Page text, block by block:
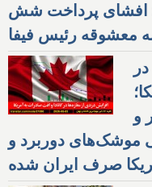
افشای پرداخت شش
معشوقه رئیس فیفا
و
موشک‌های دوربرد و